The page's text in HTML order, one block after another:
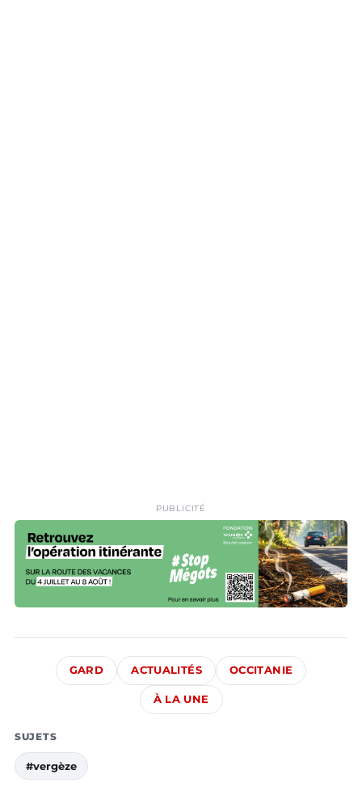
PUBLICITÉ
GARD ACTUALITÉS OCCITANIE
À LA UNE
SUJETS
#vergèze